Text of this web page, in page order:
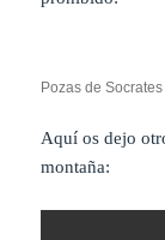
Pozas de
Aquí os dejo
montaña: